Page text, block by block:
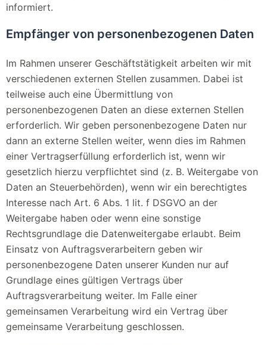
informiert.
Empfänger von personenbezogenen Daten
Im Rahmen unserer Geschäftstätigkeit arbeiten wir mit
verschiedenen externen Stellen zusammen. Dabei ist
teilweise auch eine Übermittlung von
personenbezogenen Daten an diese externen Stellen
erforderlich. Wir geben personenbezogene Daten nur
dann an externe Stellen weiter, wenn dies im Rahmen
einer Vertragserfüllung erforderlich ist, wenn wir
gesetzlich hierzu verpflichtet sind (z. B. Weitergabe von
Daten an Steuerbehörden), wenn wir ein berechtigtes
Interesse nach Art. 6 Abs. 1 lit. f DSGVO an der
Weitergabe haben oder wenn eine sonstige
Rechtsgrundlage die Datenweitergabe erlaubt. Beim
Einsatz von Auftragsverarbeitern geben wir
personenbezogene Daten unserer Kunden nur auf
Grundlage eines gültigen Vertrags über
Auftragsverarbeitung weiter. Im Falle einer
gemeinsamen Verarbeitung wird ein Vertrag über
gemeinsame Verarbeitung geschlossen.